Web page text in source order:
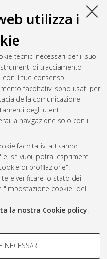
utilizza i
tecnici necessari per il suo
di tracciamento
il tuo consenso.
facoltativi sono usati per
della comunicazione
degli utenti.
la navigazione solo con i
facoltativi attivando
e, se vuoi, potrai esprimere
di profilazione".
e verificare lo stato dei
"Impostazione cookie" del
la nostra Cookie policy.
-
NECESSARI
Università di Bologna,
[LM-DM270] -
ilSun Aug 9 15:18:38 2026
CEST